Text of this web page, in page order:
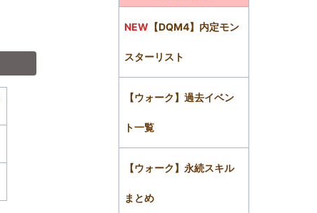
NEW 【DQM4】内定モン
スターリスト
【ウォーク】過去イベン
ト一覧
【ウォーク】永続スキル
まとめ